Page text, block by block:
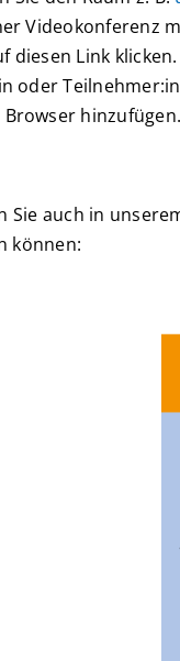
Videokonferenz
diesen Link
oder
hinzufügen.
Sie auch in
können: